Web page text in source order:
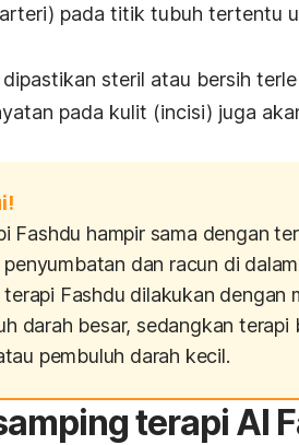
pada titik tubuh tertentu
steril atau bersih
pada kulit (incisi) juga
Fashdu hampir sama dengan
dan racun di
Fashdu dilakukan dengan
darah besar, sedangkan
pembuluh darah kecil.
terapi Al